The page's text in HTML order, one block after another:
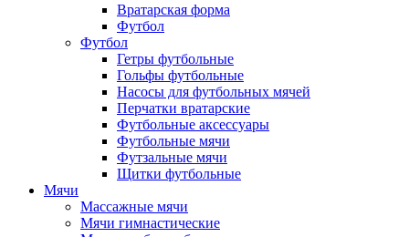
Вратарская форма
Футбол
Футбол
Гетры футбольные
Гольфы футбольные
Насосы для футбольных мячей
Перчатки вратарские
Футбольные аксессуары
Футбольные мячи
Футзальные мячи
Щитки футбольные
Мячи
Массажные мячи
Мячи гимнастические